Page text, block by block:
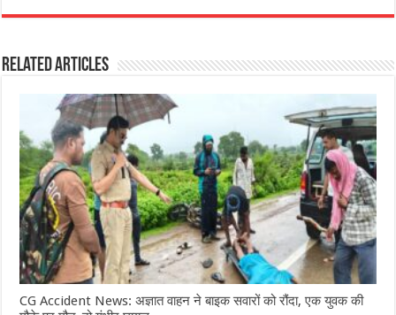
c
e
b
o
o
k
at
s
A
p
p
ss
n
g
e
r
itt
r
e
ra
ar
Related Articles
CG Accident News: अज्ञात वाहन ने बाइक सवारों को रौंदा, एक युवक की